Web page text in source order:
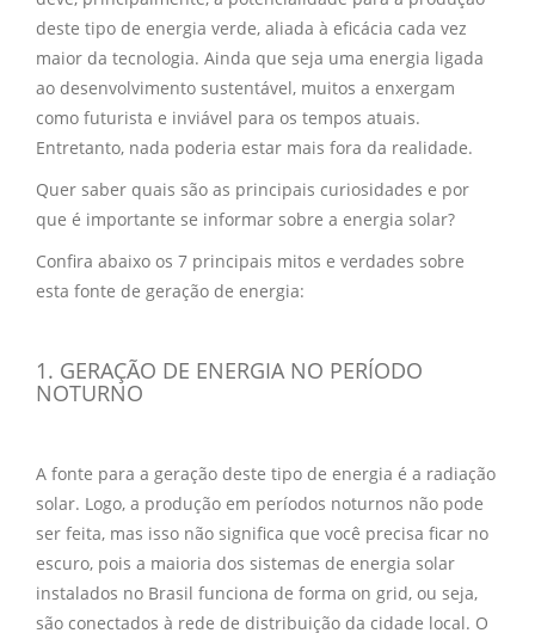
deste tipo de energia verde, aliada à eficácia cada vez
maior da tecnologia. Ainda que seja uma energia ligada
ao desenvolvimento sustentável, muitos a enxergam
como futurista e inviável para os tempos atuais.
Entretanto, nada poderia estar mais fora da realidade.
Quer saber quais são as principais curiosidades e por
que é importante se informar sobre a energia solar?
Confira abaixo os 7 principais mitos e verdades sobre
esta fonte de geração de energia:
1. GERAÇÃO DE ENERGIA NO PERÍODO
NOTURNO
A fonte para a geração deste tipo de energia é a radiação
solar. Logo, a produção em períodos noturnos não pode
ser feita, mas isso não significa que você precisa ficar no
escuro, pois a maioria dos sistemas de energia solar
instalados no Brasil funciona de forma on grid, ou seja,
são conectados à rede de distribuição da cidade local. O